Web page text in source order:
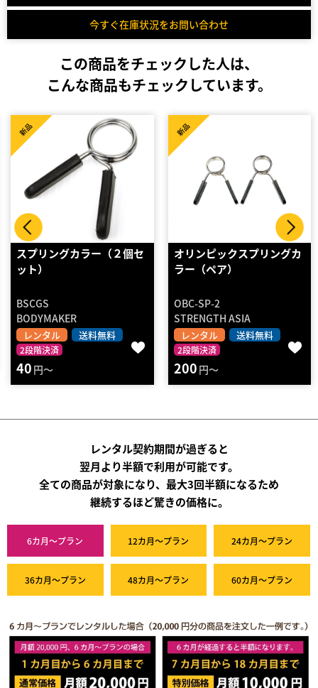
今すぐ在庫状況をお問い合わせ
この商品をチェックした人は、
こんな商品もチェックしています。
オリンピックスプリングカ
ラー（ペア）
OBC-SP-2
STRENGTH ASIA
レンタル 送料無料
2段階決済
新品
200円～
バーベル用カラー 2個セ
ット（中古品）
BSC
BODYMAKER
レンタル 送料無料
2段階決済
中古品
60円～
レンタル契約期間が過ぎると
翌月より半額で利用が可能です。
全ての商品が対象になり、最大3回半額になるため
継続するほど驚きの価格に。
6カ月～プラン 12カ月～プラン 24カ月～プラン
36カ月～プラン 48カ月～プラン 60カ月～プラン